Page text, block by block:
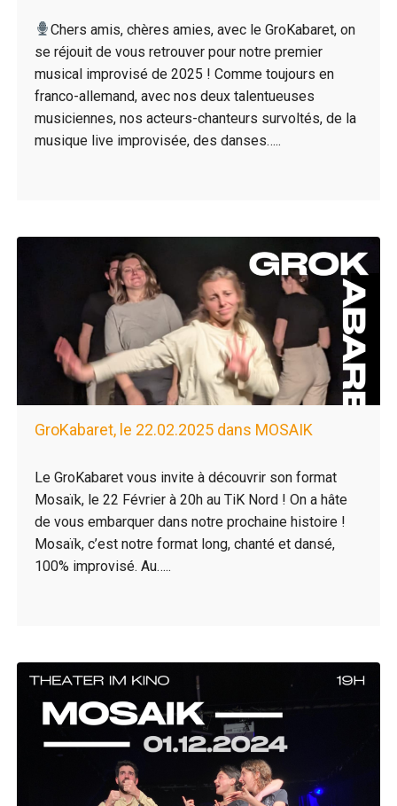
Chers amis, chères amies, avec le GroKabaret, on
se réjouit de vous retrouver pour notre premier
musical improvisé de 2025 ! Comme toujours en
franco-allemand, avec nos deux talentueuses
musiciennes, nos acteurs-chanteurs survoltés, de la
musique live improvisée, des danses…..
GroKabaret, le 22.02.2025 dans MOSAIK
Le GroKabaret vous invite à découvrir son format
Mosaïk, le 22 Février à 20h au TiK Nord ! On a hâte
de vous embarquer dans notre prochaine histoire !
Mosaïk, c’est notre format long, chanté et dansé,
100% improvisé. Au…..